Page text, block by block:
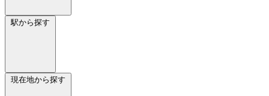
駅から探す
現在地から探す